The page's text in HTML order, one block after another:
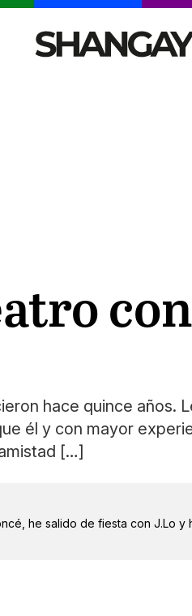
hace quince años.
él y con mayor
[…]
he salido de fiesta con J.Lo y